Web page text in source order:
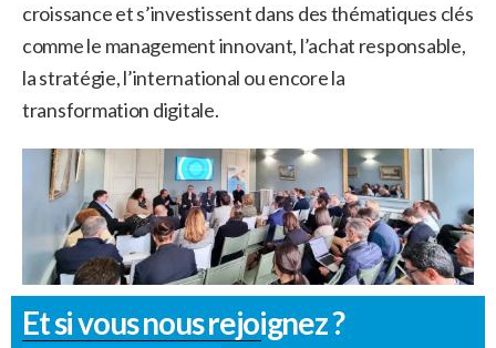
croissance et s’investissent dans des thématiques clés
comme le management innovant, l’achat responsable,
la stratégie, l’international ou encore la
transformation digitale.
Et si vous nous rejoignez ?